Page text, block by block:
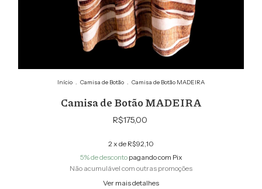
Início Camisa de Botão Camisa de Botão MADEIRA
Camisa de Botão MADEIRA
R$175,00
2 x de R$92,10
5% de descontopagando com Pix
Não acumulável com outras promoções
Ver mais detalhes